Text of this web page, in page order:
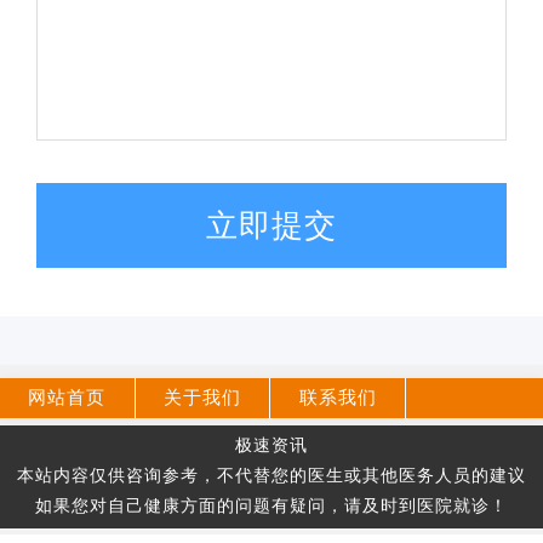
立即提交
网站首页 关于我们 联系我们
极速资讯
本站内容仅供咨询参考，不代替您的医生或其他医务人员的建议
如果您对自己健康方面的问题有疑问，请及时到医院就诊！